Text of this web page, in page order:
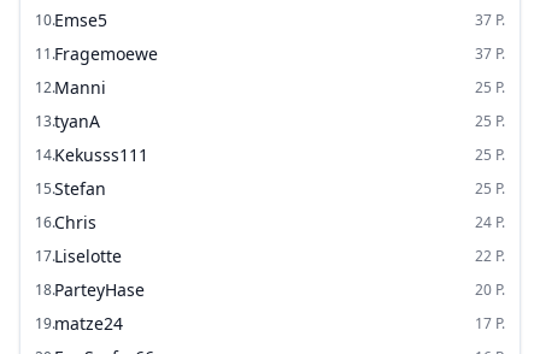
10.Emse5 37 P.
11.Fragemoewe 37 P.
12.Manni 25 P.
13.tyanA 25 P.
14.Kekusss111 25 P.
15.Stefan 25 P.
16.Chris 24 P.
17.Liselotte 22 P.
18.ParteyHase 20 P.
19.matze24 17 P.